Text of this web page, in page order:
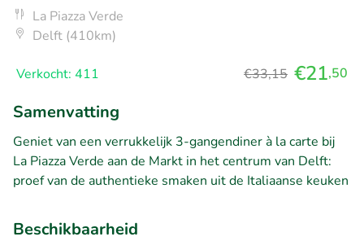
La Piazza Verde
Delft (410km)
Verkocht: 411 €33,15 €21,50
Samenvatting
Geniet van een verrukkelijk 3-gangendiner à la carte bij
La Piazza Verde aan de Markt in het centrum van Delft:
proef van de authentieke smaken uit de Italiaanse keuken
Beschikbaarheid